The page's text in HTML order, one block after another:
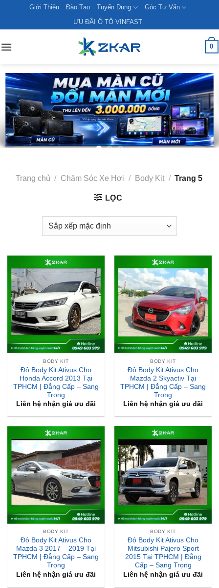
content
Giới Thiệu Đào Tạo Tuyển Dụng
Góc Tư Vấn
ƯU ĐÃI Ô TÔ VINFAST
0
BODY KIT
Độ Body Kit Ativus Cho
Honda Accord 2013 Tại
TPHCM | Đẳng Cấp – Sang
Trọng
Liên hệ nhận giá ưu đãi
BODY KIT
Độ Body Kit Ativus Cho
Mazda 2 Skyactiv Tại
TPHCM | Đẳng Cấp – Sang
Trọng
Liên hệ nhận giá ưu đãi
BODY KIT
Độ Body Kit Ativus Cho
Mazda 3 2017 – 2019 Tại
TPHCM | Đẳng Cấp – Sang
Trọng
Liên hệ nhận giá ưu đãi
BODY KIT
Độ Body Kit Ativus Cho
Mitsubishi Pajero Sport
2015 Tại TPHCM | Đẳng
Cấp – Sang Trọng
Liên hệ nhận giá ưu đãi